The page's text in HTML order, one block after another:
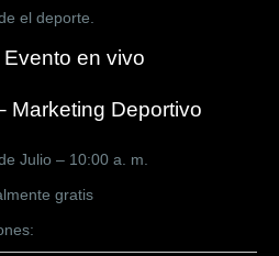
el deporte.
en vivo
Marketing Deportivo
Julio – 10:00 a. m.
gratis